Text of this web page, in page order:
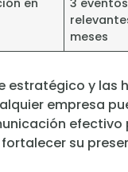
meses
estratégico y las
empresa
efectivo
su